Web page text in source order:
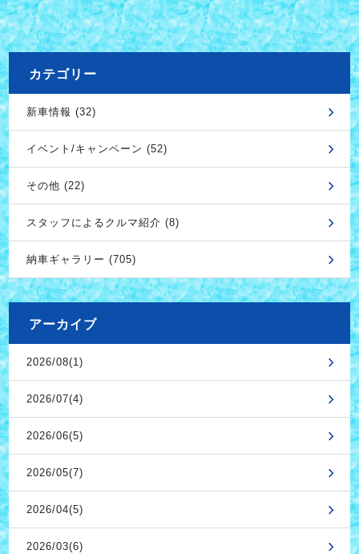
カテゴリー
新車情報 (32)
イベント/キャンペーン (52)
その他 (22)
スタッフによるクルマ紹介 (8)
納車ギャラリー (705)
アーカイブ
2026/08(1)
2026/07(4)
2026/06(5)
2026/05(7)
2026/04(5)
2026/03(6)